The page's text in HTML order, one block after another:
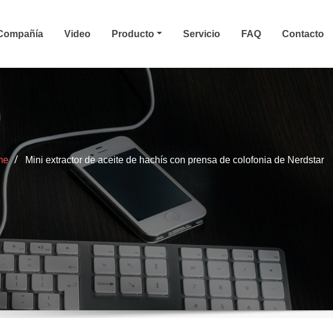
Video Producto Servicio FAQ Contacto
Mini extractor de aceite de hachís con prensa de colofonia de Nerdstar